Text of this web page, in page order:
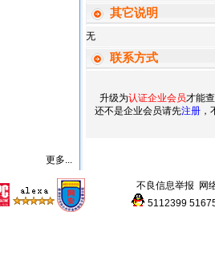
更多...
其它说明
无
联系方式
升级为认证企业会员才能
还不是企业会员请先注册
不良信息举报 网
5112399